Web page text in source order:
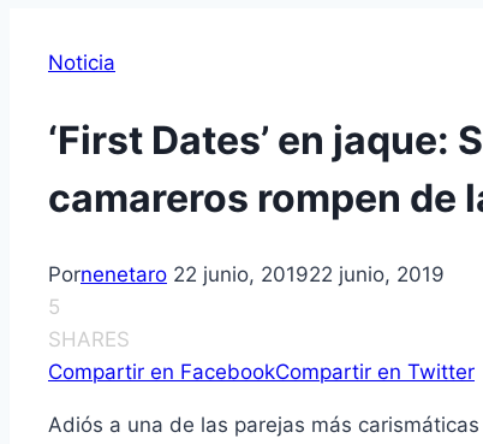
Noticia
‘First Dates’ en jaque:
camareros rompen de
Pornenetaro 22 junio, 201922 junio, 2019
5
SHARES
Compartir en FacebookCompartir en Twitter
Adiós a una de las parejas más